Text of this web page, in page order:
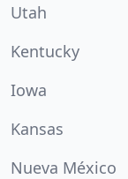
Utah
Kentucky
Iowa
Kansas
Nueva México